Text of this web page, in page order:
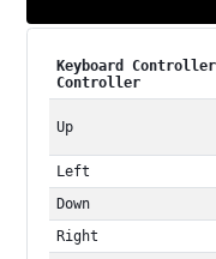
Keyboard
Controller
Up
Left
Down
Right